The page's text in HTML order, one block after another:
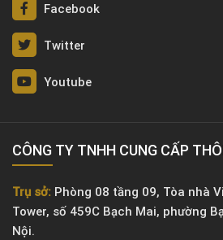
Facebook
Twitter
Youtube
CÔNG TY TNHH CUNG CẤP
Trụ sở: Phòng 08 tầng 09, Tòa nhà
Tower, số 459C Bạch Mai, phường
Nội.